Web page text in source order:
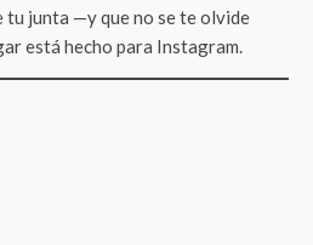
tu junta —y que no se te olvide
está hecho para Instagram.